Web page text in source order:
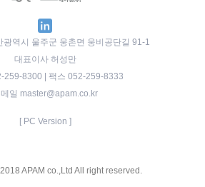
광역시 울주군 웅촌면 웅비공단길 91-1
대표이사 허성만
259-8300 | 팩스 052-259-8333
일 master@apam.co.kr
[ PC Version ]
APAM co.,Ltd All right reserved.